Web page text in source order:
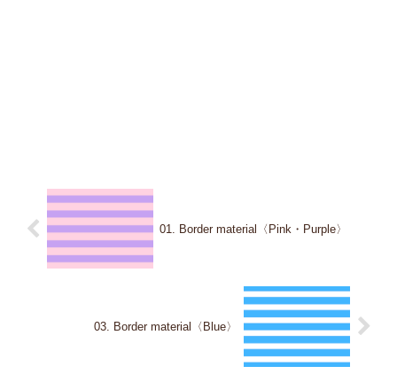
01. Border material〈Pink・Purple〉
03. Border material〈Blue〉